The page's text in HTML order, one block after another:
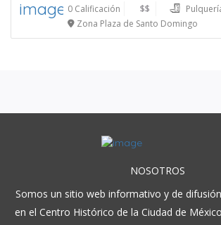
0 Calificación $$
Zona Plaza de Santo Domingo
NOSOTROS
Somos un sitio web informativo y de
en el Centro Histórico de la Ciudad de